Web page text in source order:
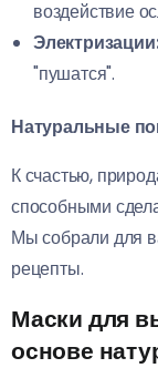
воздействие
"пушатся".
Натуральные
К счастью,
способными
Мы собрали для
рецепты.
Маски для
основе